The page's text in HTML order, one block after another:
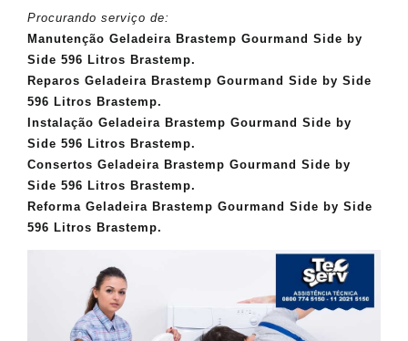
Procurando serviço de:
Manutenção Geladeira Brastemp Gourmand Side by
Side 596 Litros Brastemp.
Reparos Geladeira Brastemp Gourmand Side by Side
596 Litros Brastemp.
Instalação Geladeira Brastemp Gourmand Side by
Side 596 Litros Brastemp.
Consertos Geladeira Brastemp Gourmand Side by
Side 596 Litros Brastemp.
Reforma Geladeira Brastemp Gourmand Side by Side
596 Litros Brastemp.